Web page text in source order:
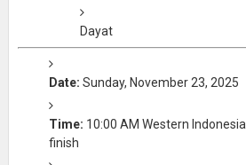
Dayat
Date: Sunday, November 23, 2025
Time: 10:00 AM Western
finish